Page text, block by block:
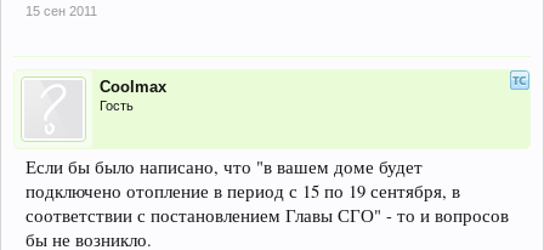
15 сен 2011
Coolmax
Гость
Если бы было написано, что "в вашем доме будет
подключено отопление в период с 15 по 19 сентября, в
соответствии с постановлением Главы СГО" - то и вопросов
бы не возникло.